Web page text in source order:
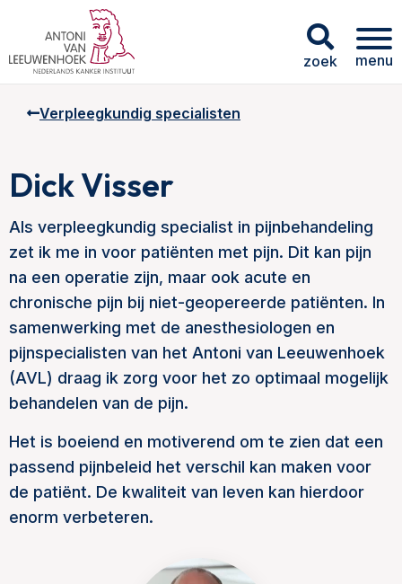
zoek menu
Verpleegkundig specialisten
Dick Visser
Als verpleegkundig specialist in pijnbehandeling
zet ik me in voor patiënten met pijn. Dit kan pijn
na een operatie zijn, maar ook acute en
chronische pijn bij niet-geopereerde patiënten. In
samenwerking met de anesthesiologen en
pijnspecialisten van het Antoni van Leeuwenhoek
(AVL) draag ik zorg voor het zo optimaal mogelijk
behandelen van de pijn.
Het is boeiend en motiverend om te zien dat een
passend pijnbeleid het verschil kan maken voor
de patiënt. De kwaliteit van leven kan hierdoor
enorm verbeteren.